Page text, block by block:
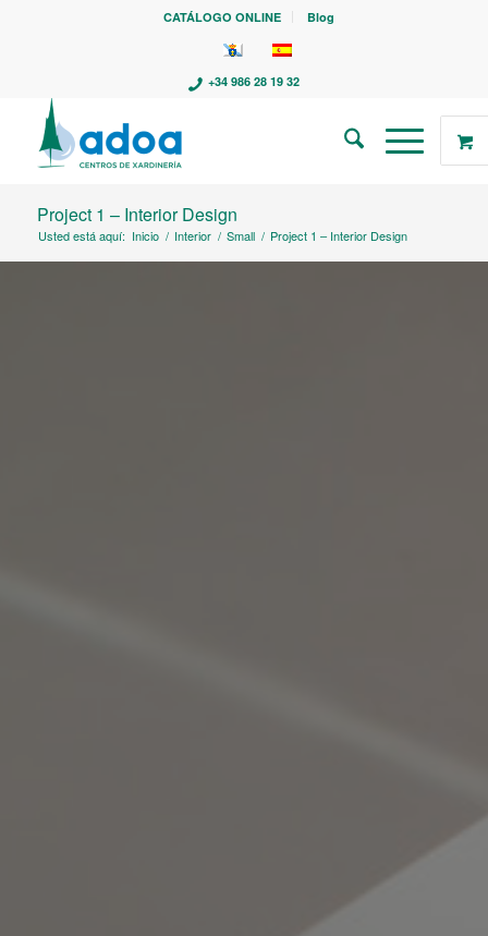
CATÁLOGO ONLINE Blog
+34 986 28 19 32
Project 1 – Interior Design
Usted está aquí: Inicio / Interior / Small / Project 1 – Interior Design